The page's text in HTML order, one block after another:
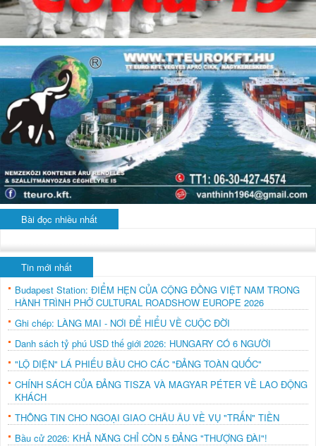
Bài đọc nhiều nhất
Tin mới nhất
Budapest Station: ĐIỂM HẸN CỦA CỘNG ĐỒNG VIỆT NAM TRONG
HÀNH TRÌNH PHỞ CULTURAL ROADSHOW EUROPE 2026
Ghi chép: LÀNG MAI - NƠI ĐỂ HIỂU VỀ CUỘC ĐỜI
Danh sách tỷ phú USD thế giới 2026: HUNGARY CÓ 6 NGƯỜI
"LỘ DIỆN" LÁ PHIẾU BẦU CHO CÁC "ĐẢNG TOÀN QUỐC"
CHÍNH SÁCH CỦA ĐẢNG TISZA VÀ MAGYAR PÉTER VỀ LAO ĐỘNG
KHÁCH
THÔNG TIN CHO NGOẠI GIAO CHÂU ÂU VỀ VỤ "TRẤN" TIỀN
Bầu cử 2026: KHẢ NĂNG CHỈ CÒN 5 ĐẢNG "THƯỢNG ĐÀI"!